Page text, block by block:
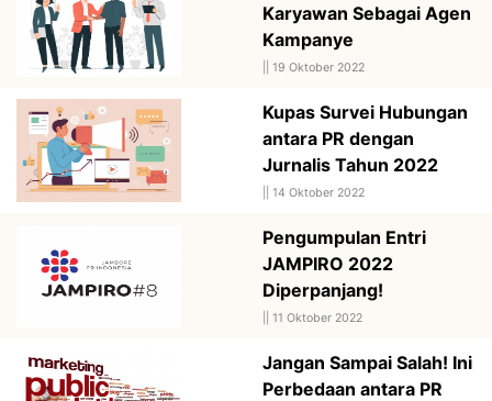
Karyawan Sebagai Agen
Kampanye
19 Oktober 2022
Kupas Survei Hubungan
antara PR dengan
Jurnalis Tahun 2022
14 Oktober 2022
Pengumpulan Entri
JAMPIRO 2022
Diperpanjang!
11 Oktober 2022
Jangan Sampai Salah! Ini
Perbedaan antara PR